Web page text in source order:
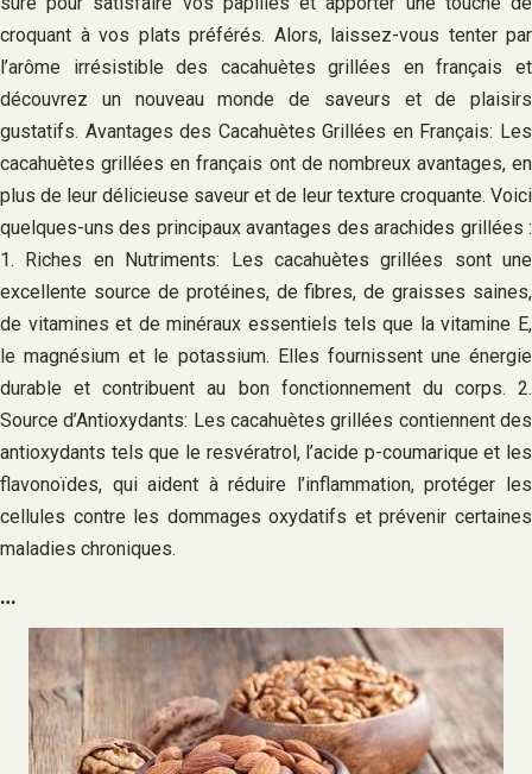
croquant à vos plats préférés. Alors, laissez-vous tenter par
l’arôme irrésistible des cacahuètes grillées en français et
découvrez un nouveau monde de saveurs et de plaisirs
gustatifs. Avantages des Cacahuètes Grillées en Français: Les
cacahuètes grillées en français ont de nombreux avantages, en
plus de leur délicieuse saveur et de leur texture croquante. Voici
quelques-uns des principaux avantages des arachides grillées :
1. Riches en Nutriments: Les cacahuètes grillées sont une
excellente source de protéines, de fibres, de graisses saines,
de vitamines et de minéraux essentiels tels que la vitamine E,
le magnésium et le potassium. Elles fournissent une énergie
durable et contribuent au bon fonctionnement du corps. 2.
Source d’Antioxydants: Les cacahuètes grillées contiennent des
antioxydants tels que le resvératrol, l’acide p-coumarique et les
flavonoïdes, qui aident à réduire l’inflammation, protéger les
cellules contre les dommages oxydatifs et prévenir certaines
maladies chroniques.
…